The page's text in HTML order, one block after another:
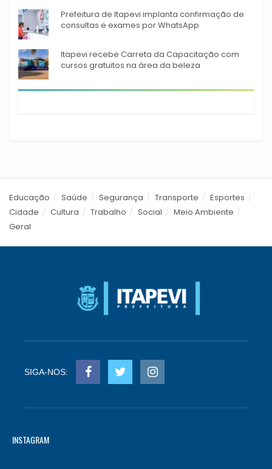
Prefeitura de Itapevi implanta confirmação de
consultas e exames por WhatsApp
Itapevi recebe Carreta da Capacitação com
cursos gratuitos na área da beleza
Educação Saúde Segurança Transporte
Esportes
Cidade
Cultura Trabalho Social
Meio Ambiente
Geral
SIGA-NOS:
INSTAGRAM